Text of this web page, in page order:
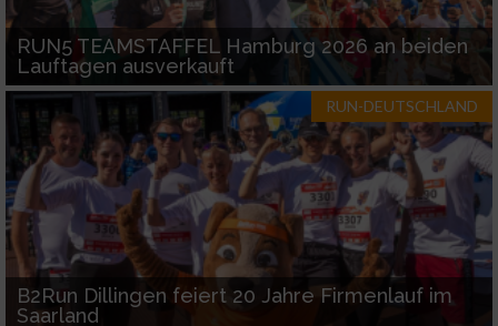
RUN5 TEAMSTAFFEL Hamburg 2026 an beiden
Lauftagen ausverkauft
RUN-DEUTSCHLAND
B2Run Dillingen feiert 20 Jahre Firmenlauf im
Saarland
Funktional
Werbung